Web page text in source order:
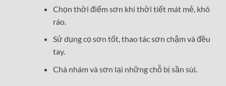
Chọn thời điểm sơn khi thời tiết mát mẻ, khô
ráo.
Sử dụng cọ sơn tốt, thao tác sơn chậm và đều
tay.
Chà nhám và sơn lại những chỗ bị sần sùi.